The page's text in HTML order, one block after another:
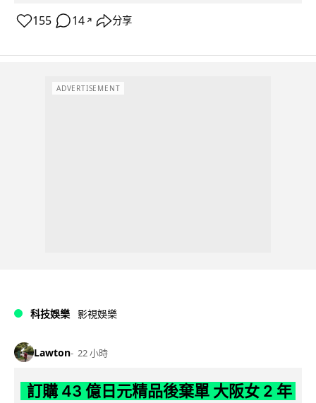
155 14 ↗ 分享
ADVERTISEMENT
科技娛樂 影視娛樂
Lawton 22 小時
訂購 43 億日元精品後棄單 大阪女 2 年